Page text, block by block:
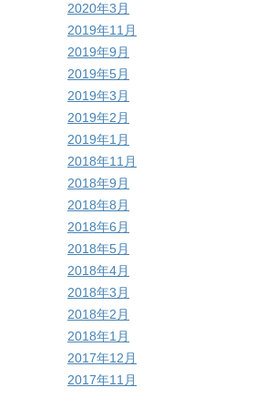
2020年3月
2019年11月
2019年9月
2019年5月
2019年3月
2019年2月
2019年1月
2018年11月
2018年9月
2018年8月
2018年6月
2018年5月
2018年4月
2018年3月
2018年2月
2018年1月
2017年12月
2017年11月